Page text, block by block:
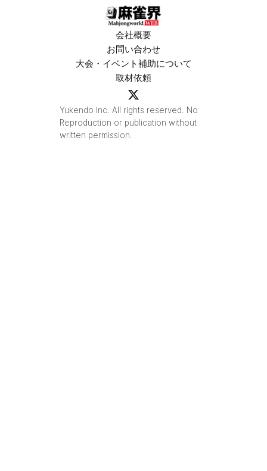
会社概要
お問い合わせ
大会・イベント補助について
取材依頼
Yukendo Inc. All rights reserved. No
Reproduction or publication without
written permission.